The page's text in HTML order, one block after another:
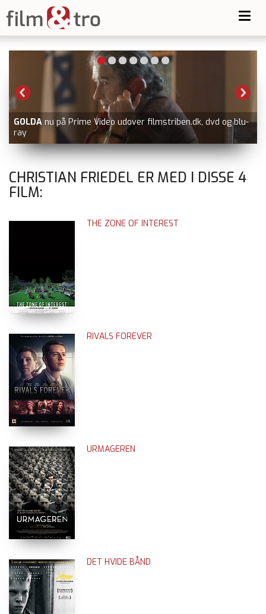
GOLDA nu på Prime Video udover filmstriben.dk, dvd og blu-
ray
CHRISTIAN FRIEDEL ER MED I DISSE 4
FILM:
THE ZONE OF INTEREST
RIVALS FOREVER
URMAGEREN
DET HVIDE BÅND